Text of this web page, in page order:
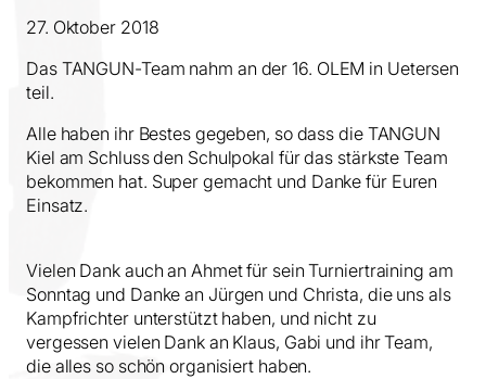
27. Oktober 2018
Das TANGUN-Team nahm an der 16. OLEM in Uetersen
teil.
Alle haben ihr Bestes gegeben, so dass die TANGUN
Kiel am Schluss den Schulpokal für das stärkste Team
bekommen hat. Super gemacht und Danke für Euren
Einsatz.
Vielen Dank auch an Ahmet für sein Turniertraining am
Sonntag und Danke an Jürgen und Christa, die uns als
Kampfrichter unterstützt haben, und nicht zu
vergessen vielen Dank an Klaus, Gabi und ihr Team,
die alles so schön organisiert haben.